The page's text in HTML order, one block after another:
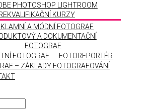
PHOTOSHOP LIGHTROOM
KURZY
A MÓDNÍ FOTOGRAF
A DOKUMENTAČNÍ
FOTOGRAF
FOTOGRAF
FOTOREPORTÉR
– ZÁKLADY FOTOGRAFOVÁNÍ